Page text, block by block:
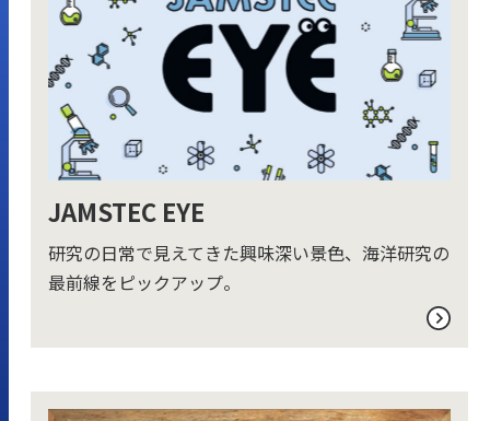
JAMSTEC EYE
研究の日常で見えてきた興味深い景色、海洋研究の
最前線をピックアップ。